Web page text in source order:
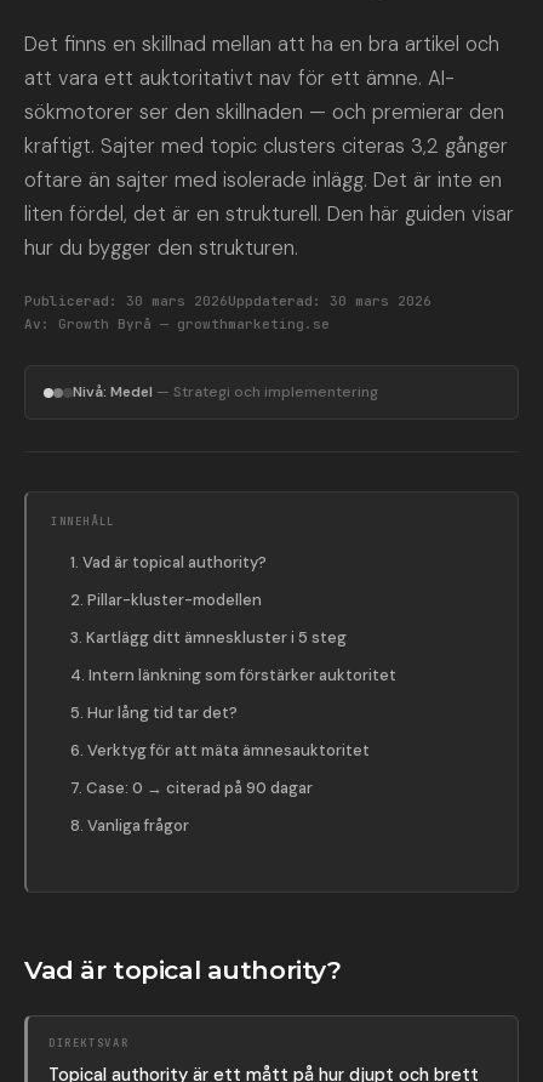
Det finns en skillnad mellan att ha en bra artikel och
att vara ett auktoritativt nav för ett ämne. AI-
sökmotorer ser den skillnaden — och premierar den
kraftigt. Sajter med topic clusters citeras 3,2 gånger
oftare än sajter med isolerade inlägg. Det är inte en
liten fördel, det är en strukturell. Den här guiden visar
hur du bygger den strukturen.
Publicerad: 30 mars 2026Uppdaterad:
30 mars 2026
Av:
Growth Byrå — growthmarketing.se
Nivå: Medel — Strategi och implementering
INNEHÅLL
Vad är topical authority?
Pillar-kluster-modellen
Kartlägg ditt ämneskluster i 5 steg
Intern länkning som förstärker auktoritet
Hur lång tid tar det?
Verktyg för att mäta ämnesauktoritet
Case: 0 → citerad på 90 dagar
Vanliga frågor
Vad är topical authority?
DIREKTSVAR
Topical authority är ett mått på hur djupt och brett